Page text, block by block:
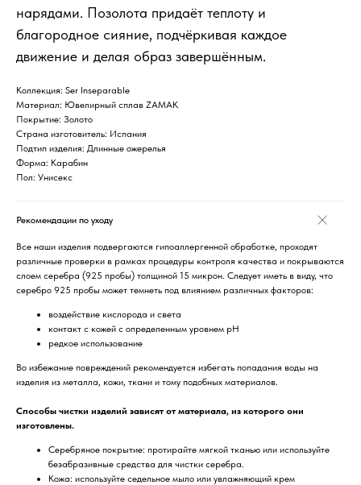
нарядами. Позолота придаёт теплоту и
благородное сияние, подчёркивая каждое
движение и делая образ завершённым.
Коллекция: Ser Inseparable
Материал: Ювелирный сплав ZAMAK
Покрытие: Золото
Страна изготовитель: Испания
Подтип изделия: Длинные ожерелья
Форма: Карабин
Пол: Унисекс
Рекомендации по уходу
Все наши изделия подвергаются гипоаллергенной обработке, проходят
различные проверки в рамках процедуры контроля качества и покрываются
слоем серебра (925 пробы) толщиной 15 микрон. Следует иметь в виду, что
серебро 925 пробы может темнеть под влиянием различных факторов:
воздействие кислорода и света
контакт с кожей с определенным уровнем pH
редкое использование
Во избежание повреждений рекомендуется избегать попадания воды на
изделия из металла, кожи, ткани и тому подобных материалов.
Способы чистки изделий зависят от материала, из которого они
изготовлены.
Серебряное покрытие: протирайте мягкой тканью или используйте
безабразивные средства для чистки серебра.
Кожа: используйте седельное мыло или увлажняющий крем